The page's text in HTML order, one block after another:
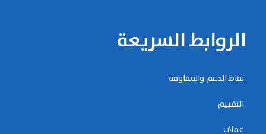
الروابط السريعة
نقاط الدعم والمقاومة
التقييم
عملات